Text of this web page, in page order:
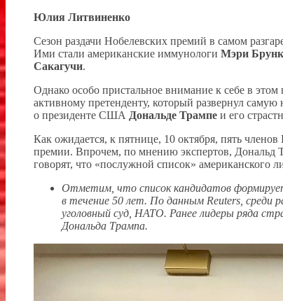
Юлия Литвиненко
Сезон раздачи Нобелевских премий в самом
Ими стали американские иммунологи Мэри
Сакагучи.
Однако особо пристальное внимание к себе в
активному претенденту, который развернул
о президенте США Дональде Трампе и его
Как ожидается, к пятнице, 10 октября, пять
премии. Впрочем, по мнению экспертов, Дональд
говорят, что «послужной список» американского
Отметим, что список кандидатов
в течение 50 лет. По данным Reuters,
уголовный суд, НАТО. Ранее лидеры ряда
Дональда Трампа.